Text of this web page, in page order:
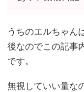
うちのエルちゃん
後なのでこの記事
です。
無視していい量な